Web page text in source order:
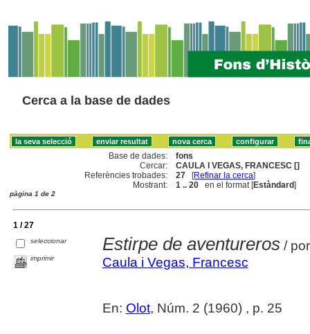
Cerca a la base de dades
Base de dades:
fons
Cercar:
CAULA I VEGAS, FRANCESC []
Referències trobades:
27 [Refinar la cerca]
Mostrant:
1 .. 20 en el format [Estàndard]
pàgina 1 de 2
1 / 27
seleccionar
imprimir
Estirpe de aventureros/
Caula i Vegas, Francesc
En: Olot, Núm. 2 (1960) , p. 25